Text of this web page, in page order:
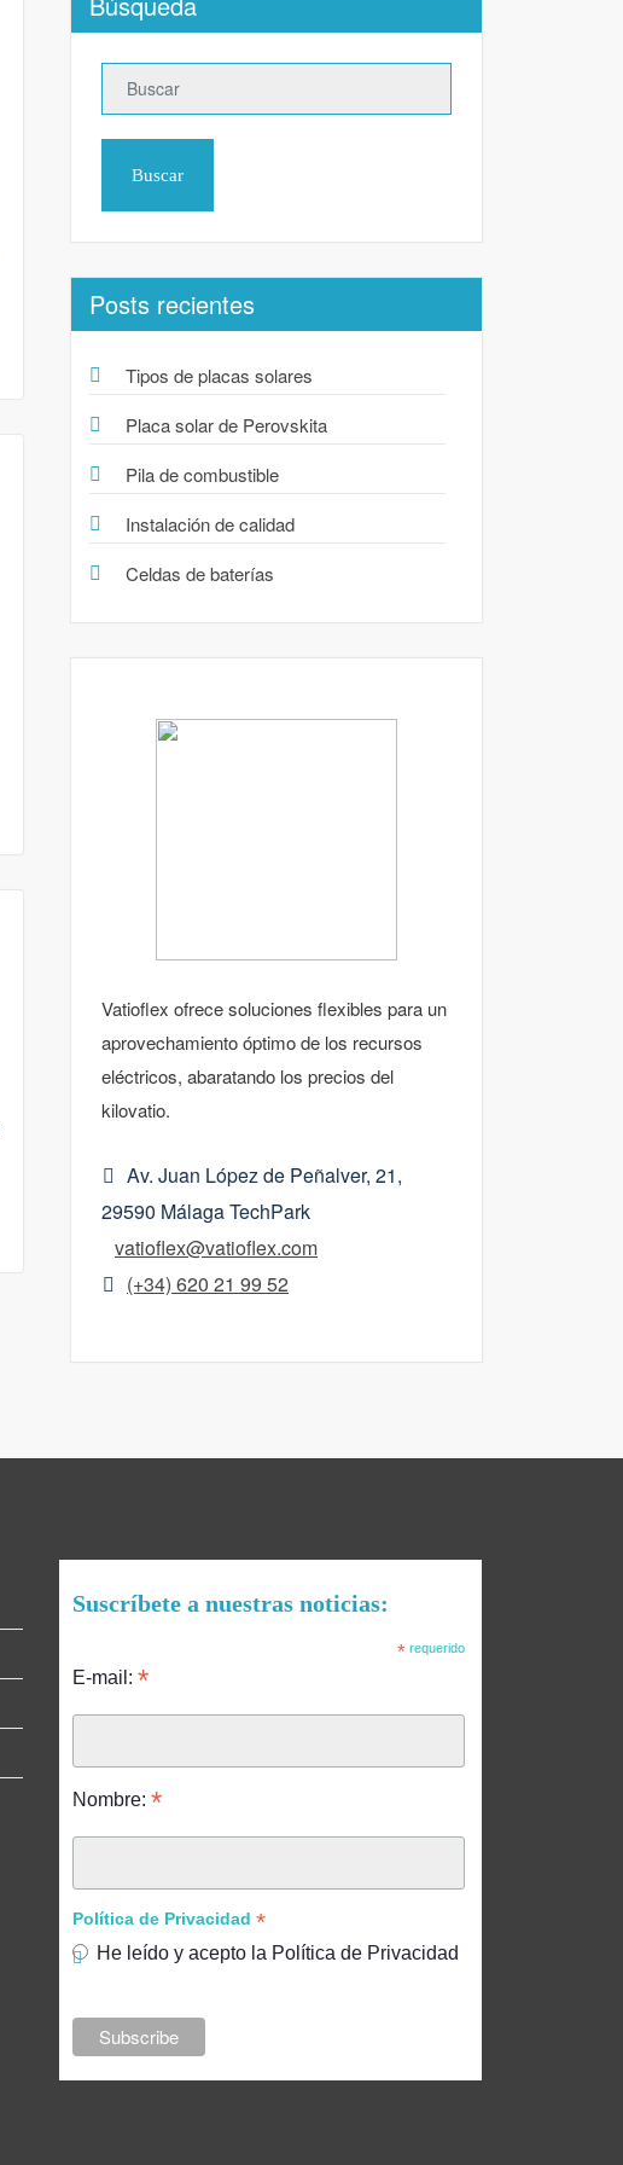
Buscar
Posts recientes
Tipos de placas solares
Placa solar de Perovskita
Pila de combustible
Instalación de calidad
Celdas de baterías
Vatioflex ofrece soluciones flexibles para un
aprovechamiento óptimo de los recursos
eléctricos, abaratando los precios del
kilovatio.
Av. Juan López de Peñalver, 21,
29590 Málaga TechPark
vatioflex@vatioflex.com
(+34) 620 21 99 52
Suscríbete a nuestras noticias:
* requerido
E-mail: *
Nombre: *
Política de Privacidad *
He leído y acepto la Política de Privacidad